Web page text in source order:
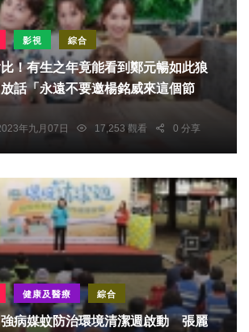
影視 綜合
！有生之年竟能看到鄭元暢如此狼
話「永遠不要邀楊銘威來這個節
年九月07日 17,253 觀看 0 分享
健康及醫療 綜合
病媒蚊防治環境清潔週啟動 張麗